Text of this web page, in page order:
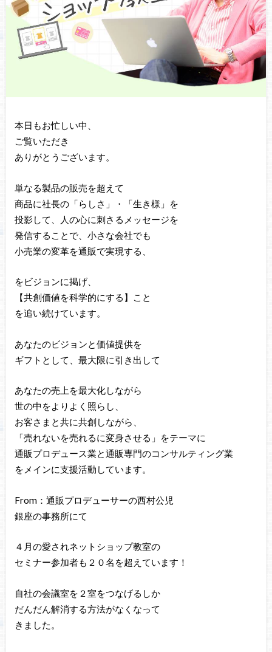
本日もお忙しい中、
ご覧いただき
ありがとうございます。
単なる製品の販売を超えて
商品に社長の「らしさ」・「生き様」を
投影して、人の心に刺さるメッセージを
発信することで、小さな会社でも
小売業の変革を通販で実現する、
をビジョンに掲げ、
【共創価値を科学的にする】こと
を追い続けています。
あなたのビジョンと価値提供を
ギフトとして、最大限に引き出して
あなたの売上を最大化しながら
世の中をよりよく照らし、
お客さまと共に共創しながら、
「売れないを売れるに変身させる」をテーマに
通販プロデュース業と通販専門のコンサルティング業
をメインに支援活動しています。
From：通販プロデューサーの西村公児
銀座の事務所にて
４月の愛されネットショップ教室の
セミナー参加者も２０名を超えています！
自社の会議室を２室をつなげるしか
だんだん解消する方法がなくなって
きました。